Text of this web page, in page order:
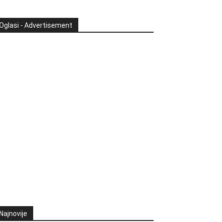
- Advertisement
Najnovije